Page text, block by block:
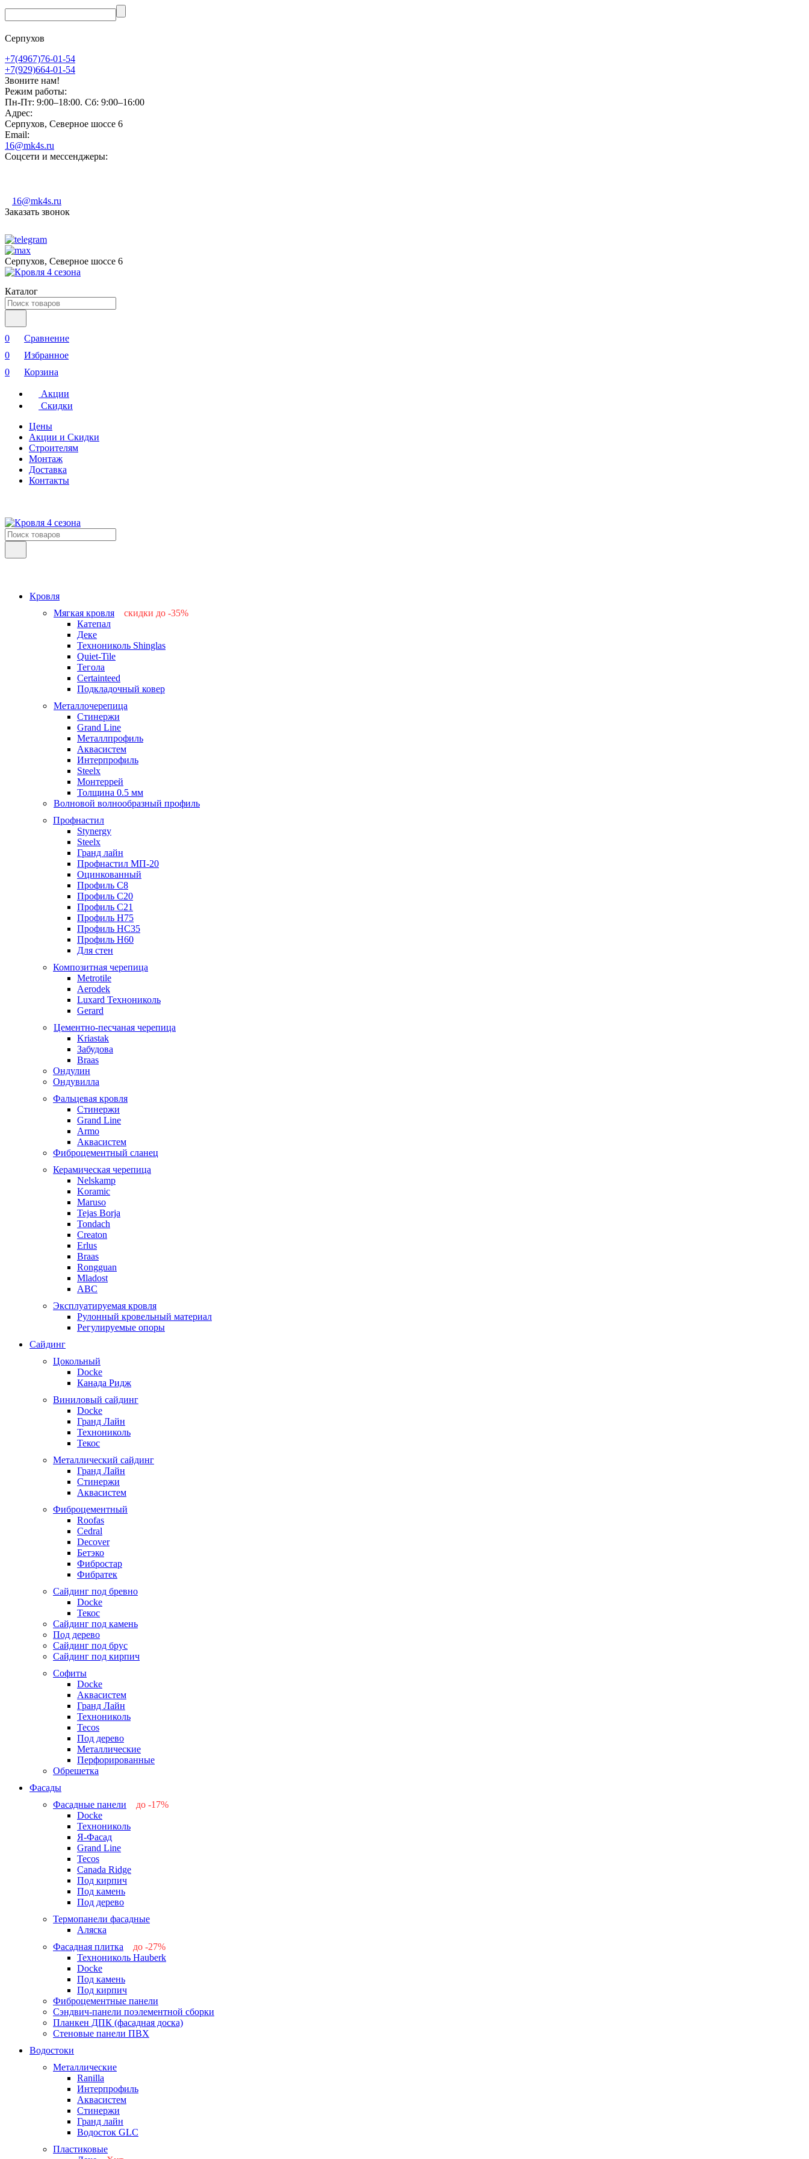
Серпухов
+7(4967)76-01-54
+7(929)664-01-54
Звоните нам!
Режим работы:
Пн-Пт: 9:00–18:00. Сб: 9:00–16:00
Адрес:
Серпухов, Северное шоссе 6
Email:
16@mk4s.ru
Соцсети и мессенджеры:
16@mk4s.ru
Заказать звонок
Серпухов, Северное шоссе 6
Каталог
0
Сравнение
0
Избранное
0
Корзина
Акции
Скидки
Цены
Акции и Скидки
Строителям
Монтаж
Доставка
Контакты
Кровля
Мягкая кровля
скидки до -35%
Катепал
Деке
Технониколь Shinglas
Quiet-Tile
Тегола
Certainteed
Подкладочный ковер
Металлочерепица
Стинержи
Grand Line
Металлпрофиль
Аквасистем
Интерпрофиль
Steelx
Монтеррей
Толщина 0.5 мм
Волновой волнообразный профиль
Профнастил
Stynergy
Steelx
Гранд лайн
Профнастил МП-20
Оцинкованный
Профиль С8
Профиль С20
Профиль С21
Профиль Н75
Профиль НС35
Профиль Н60
Для стен
Композитная черепица
Metrotile
Aerodek
Luxard Технониколь
Gerard
Цементно-песчаная черепица
Kriastak
Забудова
Braas
Ондулин
Ондувилла
Фальцевая кровля
Стинержи
Grand Line
Armo
Аквасистем
Фиброцементный сланец
Керамическая черепица
Nelskamp
Koramic
Maruso
Tejas Borja
Tondach
Creaton
Erlus
Braas
Rongguan
Mladost
ABC
Эксплуатируемая кровля
Рулонный кровельный материал
Регулируемые опоры
Сайдинг
Цокольный
Docke
Канада Ридж
Виниловый сайдинг
Docke
Гранд Лайн
Технониколь
Текос
Металлический сайдинг
Гранд Лайн
Стинержи
Аквасистем
Фиброцементный
Roofas
Cedral
Decover
Бетэко
Фибростар
Фибратек
Сайдинг под бревно
Docke
Текос
Сайдинг под камень
Под дерево
Сайдинг под брус
Сайдинг под кирпич
Софиты
Docke
Аквасистем
Гранд Лайн
Технониколь
Tecos
Под дерево
Металлические
Перфорированные
Обрешетка
Фасады
Фасадные панели
до -17%
Docke
Технониколь
Я-Фасад
Grand Line
Tecos
Canada Ridge
Под кирпич
Под камень
Под дерево
Термопанели фасадные
Аляска
Фасадная плитка
до -27%
Технониколь Hauberk
Docke
Под камень
Под кирпич
Фиброцементные панели
Сэндвич-панели поэлементной сборки
Планкен ДПК (фасадная доска)
Стеновые панели ПВХ
Водостоки
Металлические
Ranilla
Интерпрофиль
Аквасистем
Стинержи
Гранд лайн
Водосток GLC
Пластиковые